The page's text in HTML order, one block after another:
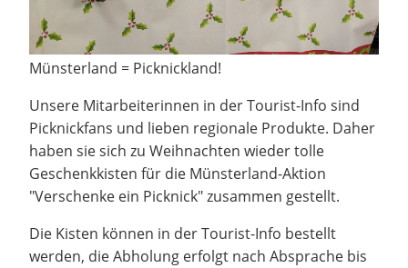
Münsterland = Picknickland!
Unsere Mitarbeiterinnen in der Tourist-Info sind
Picknickfans und lieben regionale Produkte. Daher
haben sie sich zu Weihnachten wieder tolle
Geschenkkisten für die Münsterland-Aktion
"Verschenke ein Picknick" zusammen gestellt.
Die Kisten können in der Tourist-Info bestellt
werden, die Abholung erfolgt nach Absprache bis